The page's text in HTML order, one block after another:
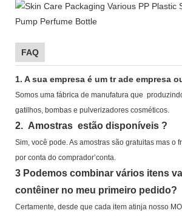
FAQ
1. A sua empresa é um trade empresa
Somos uma fábrica de manufatura que
gatilhos, bombas e pulverizadores cosméticos.
2. Amostras estão disponíveis ?
Sim, você pode.As amostras são gratuitas mas o
por conta do comprador’conta.
3 Podemos combinar vários itens
contêiner no meu primeiro pedido?
Certamente, desde que cada item atinja nosso